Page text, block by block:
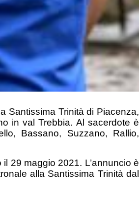
Santissima Trinità di Piacenza,
in val Trebbia. Al sacerdote è
Bassano, Suzzano, Rallio,
29 maggio 2021. L’annuncio è
alla Santissima Trinità dal